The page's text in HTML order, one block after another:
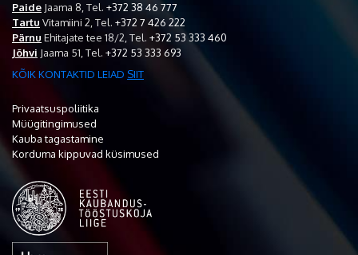
Paide Jaama 8, Tel. +372 38 46 777
Tartu Vitamiini 2, Tel. +372 7 426 222
Pärnu Ehitajate tee 18/2, Tel. +372 53 333 460
Jõhvi Jaama 51, Tel. +372 53 333 693
KÕIK KONTAKTID LEIAD SIIT
Privaatsuspoliitika
Müügitingimused
Kauba tagastamine
Korduma kippuvad küsimused